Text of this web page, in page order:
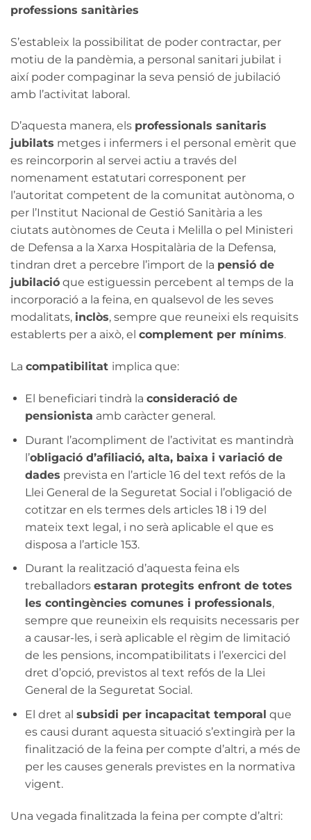
professions sanitàries
S’estableix la possibilitat de poder contractar, per
motiu de la pandèmia, a personal sanitari jubilat i
així poder compaginar la seva pensió de jubilació
amb l’activitat laboral.
D’aquesta manera, els professionals sanitaris
jubilats metges i infermers i el personal emèrit que
es reincorporin al servei actiu a través del
nomenament estatutari corresponent per
l’autoritat competent de la comunitat autònoma, o
per l’Institut Nacional de Gestió Sanitària a les
ciutats autònomes de Ceuta i Melilla o pel Ministeri
de Defensa a la Xarxa Hospitalària de la Defensa,
tindran dret a percebre l’import de la pensió de
jubilació que estiguessin percebent al temps de la
incorporació a la feina, en qualsevol de les seves
modalitats, inclòs, sempre que reuneixi els requisits
establerts per a això, el complement per mínims.
La compatibilitat implica que:
El beneficiari tindrà la consideració de
pensionista amb caràcter general.
Durant l’acompliment de l’activitat es mantindrà
l’obligació d’afiliació, alta, baixa i variació de
dades prevista en l’article 16 del text refós de la
Llei General de la Seguretat Social i l’obligació de
cotitzar en els termes dels articles 18 i 19 del
mateix text legal, i no serà aplicable el que es
disposa a l’article 153.
Durant la realització d’aquesta feina els
treballadors estaran protegits enfront de totes
les contingències comunes i professionals,
sempre que reuneixin els requisits necessaris per
a causar-les, i serà aplicable el règim de limitació
de les pensions, incompatibilitats i l’exercici del
dret d’opció, previstos al text refós de la Llei
General de la Seguretat Social.
El dret al subsidi per incapacitat temporal que
es causi durant aquesta situació s’extingirà per la
finalització de la feina per compte d’altri, a més de
per les causes generals previstes en la normativa
vigent.
Una vegada finalitzada la feina per compte d’altri: